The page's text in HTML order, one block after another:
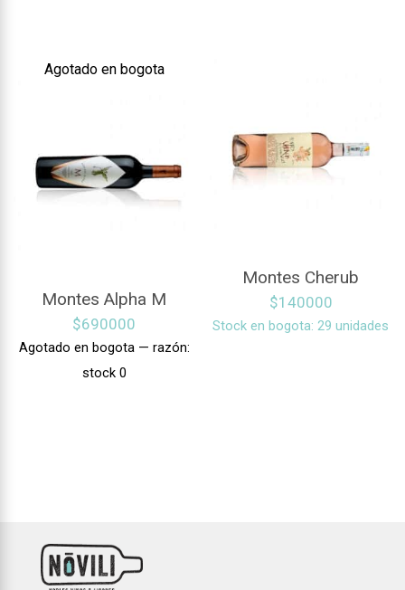
Agotado en bogota
Montes Alpha M
$690000
Agotado en bogota — razón:
stock 0
Montes Cherub
$140000
Stock en bogota: 29 unidades